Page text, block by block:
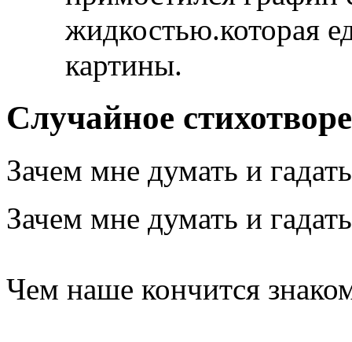
жидкостью.которая
картины.
Случайное
Зачем мне думать и
Зачем мне думать и
Чем наше кончится